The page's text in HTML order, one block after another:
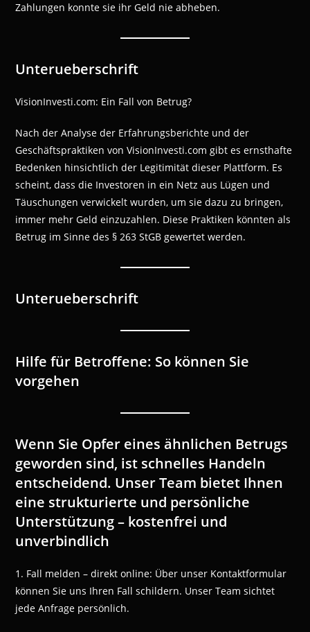
Zahlungen konnte sie ihr Geld nie abheben.
Unterueberschrift
VisionInvesti.com: Ein Fall von Betrug?
Nach der Analyse der Erfahrungsberichte und der
Geschäftspraktiken von VisionInvesti.com gibt es ernsthafte
Bedenken hinsichtlich der Legitimität dieser Plattform. Es
scheint, dass die Investoren in ein Netz aus Lügen und
Täuschungen verwickelt wurden, um sie dazu zu bringen,
immer mehr Geld einzuzahlen. Diese Praktiken könnten als
Betrug im Sinne des § 263 StGB gewertet werden.
Unterueberschrift
Hilfe für Betroffene: So können Sie
vorgehen
Wenn Sie Opfer eines ähnlichen Betrugs
geworden sind, ist schnelles Handeln
entscheidend. Unser Team bietet Ihnen
eine strukturierte und persönliche
Unterstützung – kostenfrei und
unverbindlich
1. Fall melden – direkt online: Über unser Kontaktformular
können Sie uns Ihren Fall schildern. Unser Team sichtet
jede Anfrage persönlich.